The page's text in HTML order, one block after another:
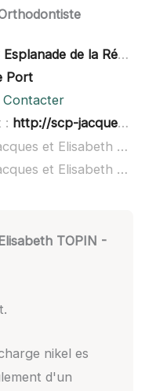
de la République, 79000 Niort
Port
Contacter
: http://scp-jacques-et-elisabeth-topin.chirurgiens-dentistes.fr/
Docteurs Jacques et Elisabeth TOPIN - Orthodontistes Niort à domicile :
Docteurs Jacques et Elisabeth TOPIN - Orthodontistes Niort ouvert dimanche :
TOPIN -
nikel es
d'un